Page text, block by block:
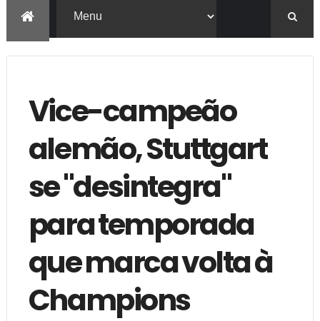
Vice-campeão
alemão, Stuttgart
se "desintegra"
para temporada
que marca volta à
Champions